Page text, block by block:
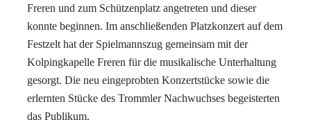
Freren und zum Schützenplatz angetreten und dieser
konnte beginnen. Im anschließenden Platzkonzert auf dem
Festzelt hat der Spielmannszug gemeinsam mit der
Kolpingkapelle Freren für die musikalische Unterhaltung
gesorgt. Die neu eingeprobten Konzertstücke sowie die
erlernten Stücke des Trommler Nachwuchses begeisterten
das Publikum.